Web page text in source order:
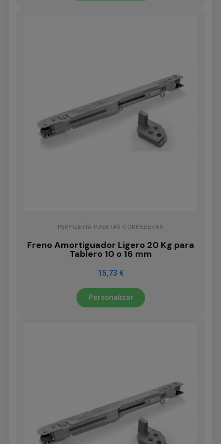
PERFILERÍA PUERTAS CORREDERAS
Freno Amortiguador Ligero 20 Kg para
Tablero 10 o 16 mm
15,73 €
Personalizar